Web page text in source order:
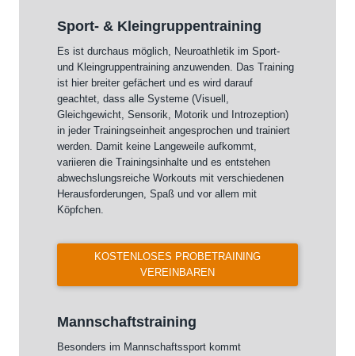
Sport- & Kleingruppentraining
Es ist durchaus möglich, Neuroathletik im Sport-
und Kleingruppentraining anzuwenden. Das Training
ist hier breiter gefächert und es wird darauf
geachtet, dass alle Systeme (Visuell,
Gleichgewicht, Sensorik, Motorik und Introzeption)
in jeder Trainingseinheit angesprochen und trainiert
werden. Damit keine Langeweile aufkommt,
variieren die Trainingsinhalte und es entstehen
abwechslungsreiche Workouts mit verschiedenen
Herausforderungen, Spaß und vor allem mit
Köpfchen.
KOSTENLOSES PROBETRAINING
VEREINBAREN
Mannschaftstraining
Besonders im Mannschaftssport kommt